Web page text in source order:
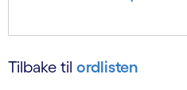
Tilbake til ordlisten